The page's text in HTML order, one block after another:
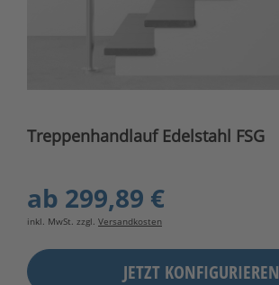
Treppenhandlauf Edelstahl FSG
ab 299,89 €
inkl. MwSt. zzgl. Versandkosten
JETZT KONFIGURIEREN